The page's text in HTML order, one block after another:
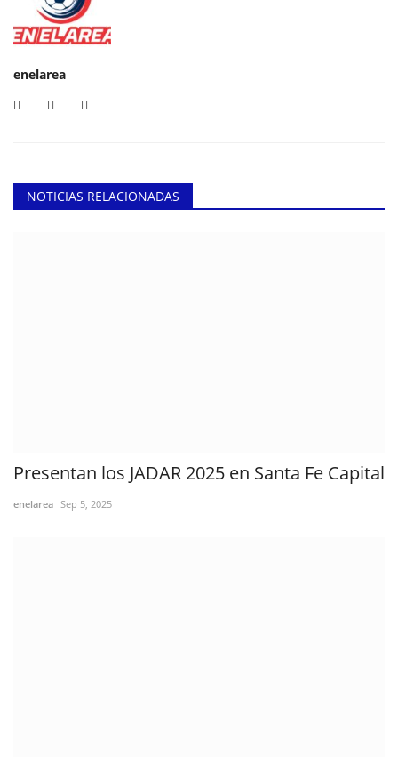
enelarea
NOTICIAS RELACIONADAS
Presentan los JADAR 2025 en Santa Fe Capital
enelarea Sep 5, 2025